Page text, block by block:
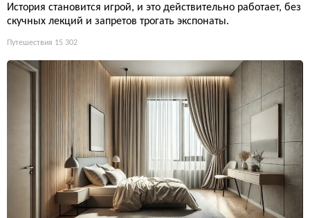
История становится игрой, и это действительно работает, без
скучных лекций и запретов трогать экспонаты.
Путешествия 15 302